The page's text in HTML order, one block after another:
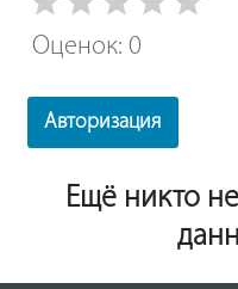
Оценок: 0
Авторизация
Ещё никто